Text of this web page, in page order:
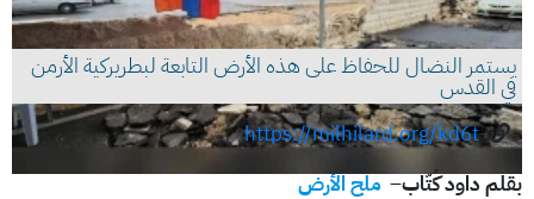
يستمر النضال للحفاظ على هذه الأرض التابعة لبطريركية الأرمن
في القدس
:
https://milhilard.org/kd6t
بقلم داود كُتّاب–ملح الأرض